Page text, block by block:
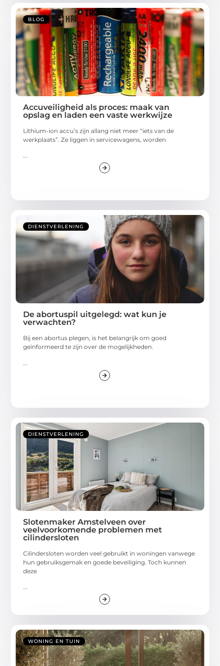
BLOG
Accuveiligheid als proces: maak van
opslag en laden een vaste werkwijze
Lithium-ion accu’s zijn allang niet meer “iets van de
werkplaats”. Ze liggen in servicewagens, worden
...
DIENSTVERLENING
De abortuspil uitgelegd: wat kun je
verwachten?
Bij een abortus plegen, is het belangrijk om goed
geïnformeerd te zijn over de mogelijkheden.
DIENSTVERLENING
Slotenmaker Amstelveen over
veelvoorkomende problemen met
cilindersloten
Cilindersloten worden veel gebruikt in woningen vanwege
hun gebruiksgemak en goede beveiliging. Toch kunnen
deze
WONING EN TUIN